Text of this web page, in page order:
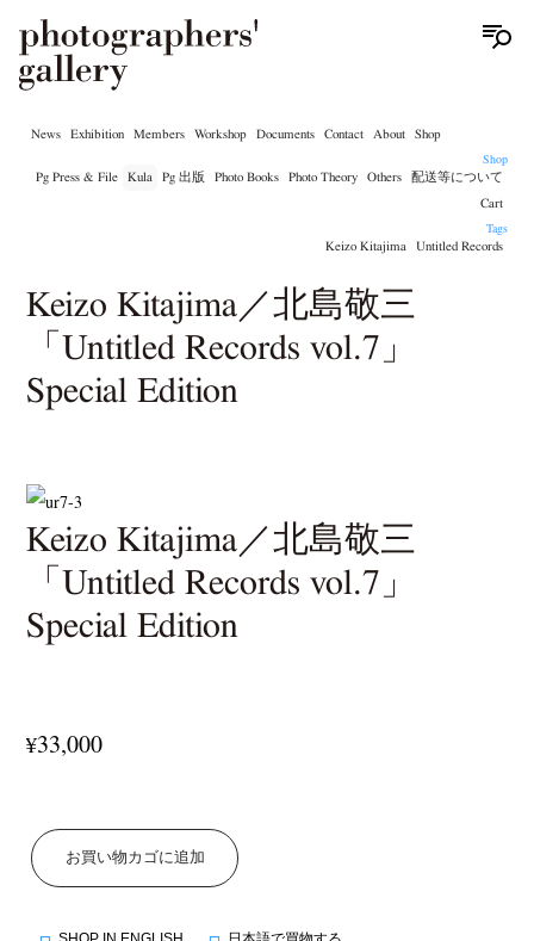
News Exhibition Members Workshop Documents Contact About Shop
Shop
Pg Press & File Kula Pg 出版 Photo Books Photo Theory Others
配送等について
Cart
Tags
Keizo Kitajima Untitled Records
Keizo Kitajima／北島敬三
「Untitled Records vol.7」
Special Edition
Keizo Kitajima／北島敬三
「Untitled Records vol.7」
Special Edition
¥33,000
お買い物カゴに追加